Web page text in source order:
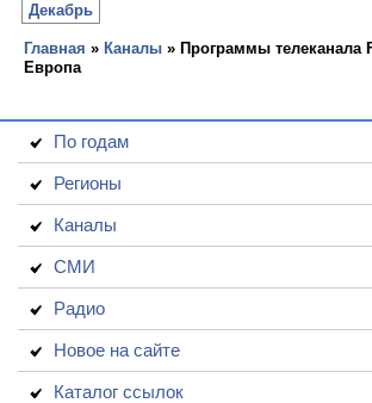
Декабрь
Главная » Каналы » Программы телеканала
Европа
По годам
Регионы
Каналы
СМИ
Радио
Новое на сайте
Каталог ссылок